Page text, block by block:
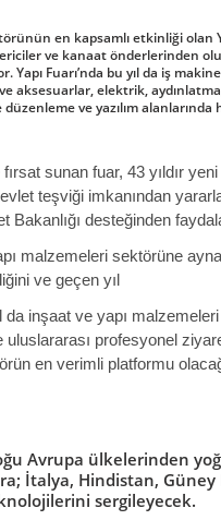
en kapsamlı etkinliği olan
ve kanaat
Fuarı’nda bu yıl da iş
elektrik,
ve yazılım
sunan fuar, 43 yıldır
teşviği imkanından
Bakanlığı desteğinden
malzemeleri sektörüne
ve geçen yıl
da inşaat ve yapı
profesyonel
en verimli platformu
Avrupa ülkelerinden
İtalya, Hindistan,
sergileyecek.